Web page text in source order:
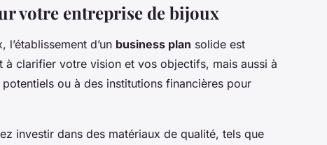
votre entreprise de bijoux
d’un business plan solide est
à clarifier votre vision et vos objectifs, mais aussi à
ou à des institutions financières pour
investir dans des matériaux de qualité, tels que